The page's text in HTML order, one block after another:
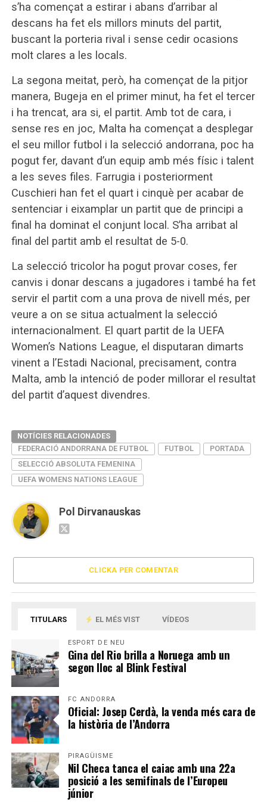
s’ha començat a estirar i abans d’arribar al
descans ha fet els millors minuts del partit,
buscant la porteria rival i sense cedir ocasions
molt clares a les locals.
La segona meitat, però, ha començat de la pitjor
manera, Bugeja en el primer minut, ha fet el tercer
i ha trencat, ara si, el partit. Amb tot de cara, i
sense res en joc, Malta ha començat a desplegar
el seu millor futbol i la selecció andorrana, poc ha
pogut fer, davant d’un equip amb més físic i talent
a les seves files. Farrugia i posteriorment
Cuschieri han fet el quart i cinquè per acabar de
sentenciar i eixamplar un partit que de principi a
final ha dominat el conjunt local. S’ha arribat al
final del partit amb el resultat de 5-0.
La selecció tricolor ha pogut provar coses, fer
canvis i donar descans a jugadores i també ha fet
servir el partit com a una prova de nivell més, per
veure a on se situa actualment la selecció
internacionalment. El quart partit de la UEFA
Women’s Nations League, el disputaran dimarts
vinent a l’Estadi Nacional, precisament, contra
Malta, amb la intenció de poder millorar el resultat
del partit d’aquest divendres.
NOTÍCIES RELACIONADES
FEDERACIÓ ANDORRANA DE FUTBOL
FUTBOL
PORTADA
SELECCIÓ ABSOLUTA FEMENINA
UEFA WOMENS NATIONS LEAGUE
Pol Dirvanauskas
CLICKA PER COMENTAR
TITULARS EL MÉS VIST VÍDEOS
ESPORT DE NEU
Gina del Rio brilla a Noruega amb un
segon lloc al Blink Festival
FC ANDORRA
Oficial: Josep Cerdà, la venda més cara de
la història de l’Andorra
PIRAGÜISME
Nil Checa tanca el caiac amb una 22a
posició a les semifinals de l’Europeu
júnior